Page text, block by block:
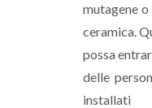
mutagene
ceramica.
possa
delle
installati